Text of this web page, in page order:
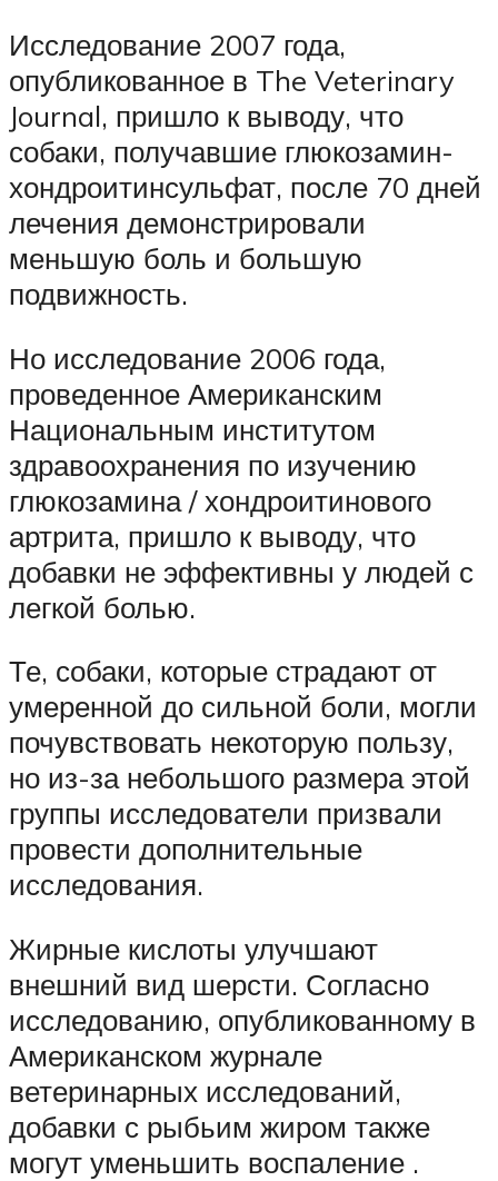
Исследование 2007 года,
опубликованное в The Veterinary
Journal, пришло к выводу, что
собаки, получавшие глюкозамин-
хондроитинсульфат, после 70 дней
лечения демонстрировали
меньшую боль и большую
подвижность.
Но исследование 2006 года,
проведенное Американским
Национальным институтом
здравоохранения по изучению
глюкозамина / хондроитинового
артрита, пришло к выводу, что
добавки не эффективны у людей с
легкой болью.
Те, собаки, которые страдают от
умеренной до сильной боли, могли
почувствовать некоторую пользу,
но из-за небольшого размера этой
группы исследователи призвали
провести дополнительные
исследования.
Жирные кислоты улучшают
внешний вид шерсти. Согласно
исследованию, опубликованному в
Американском журнале
ветеринарных исследований,
добавки с рыбьим жиром также
могут уменьшить воспаление .